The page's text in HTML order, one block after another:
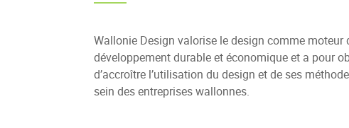
Wallonie Design valorise le design comme moteur
développement durable et économique et a pour
d’accroître l’utilisation du design et de ses
sein des entreprises wallonnes.